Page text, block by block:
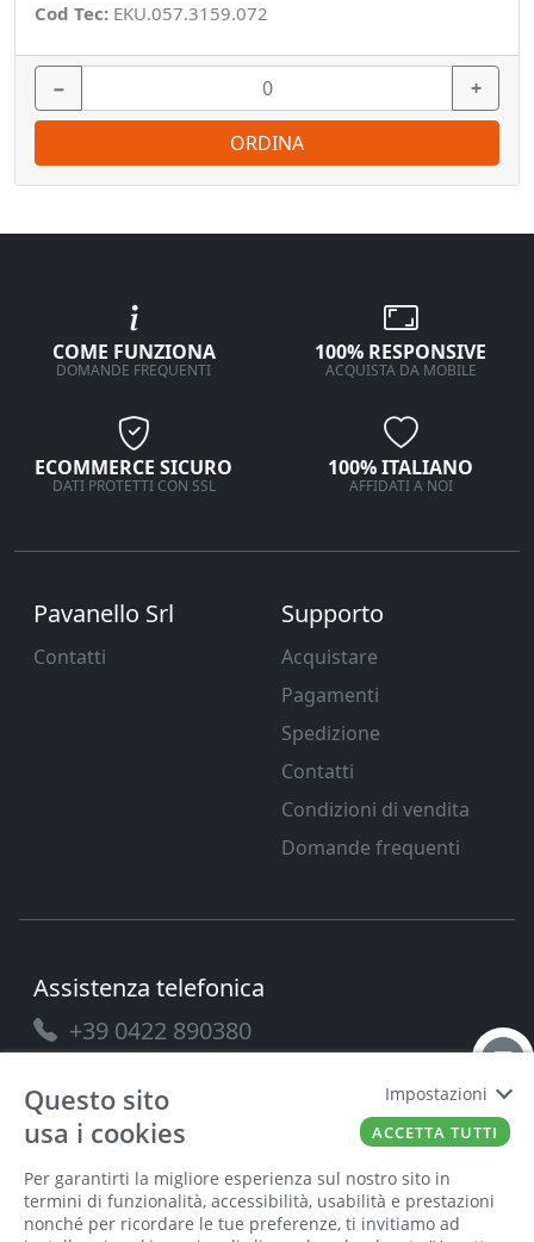
Cod Tec: EKU.057.3159.072
− +
ORDINA
COME FUNZIONA
DOMANDE FREQUENTI
100% RESPONSIVE
ACQUISTA DA MOBILE
ECOMMERCE SICURO
DATI PROTETTI CON SSL
100% ITALIANO
AFFIDATI A NOI
Pavanello Srl
Contatti
Supporto
Acquistare
Pagamenti
Spedizione
Contatti
Condizioni di vendita
Domande frequenti
Assistenza telefonica
+39 0422 890380
Questo sito
usa i cookies
Per garantirti la migliore esperienza sul nostro sito in
termini di funzionalità, accessibilità, usabilità e prestazioni
nonché per ricordare le tue preferenze, ti invitiamo ad
Impostazioni
ACCETTA TUTTI